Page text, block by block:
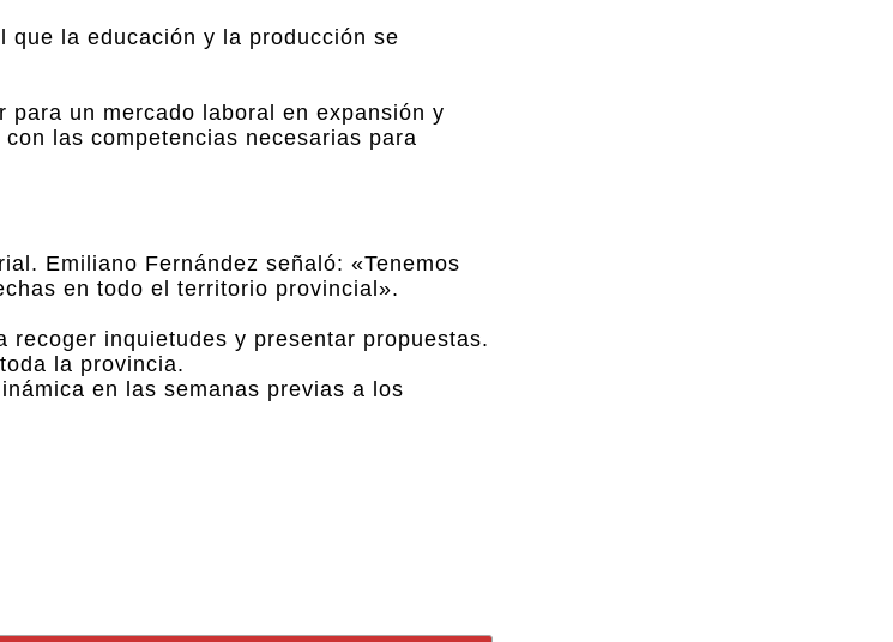
la educación y la producción se
un mercado laboral en expansión y
las competencias necesarias para
Emiliano Fernández señaló: «Tenemos
en todo el territorio provincial».
inquietudes y presentar propuestas.
la provincia.
en las semanas previas a los